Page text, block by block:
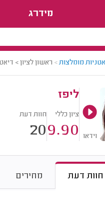
מידרג
מומלצות> ראשון לציון >
וידאו
ליפז
ציון כללי
9.90
חוות דעת
20
חוות דעת מחירים